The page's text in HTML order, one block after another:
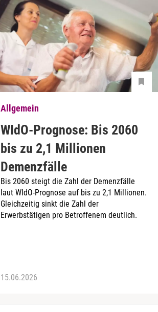
Allgemein
WIdO-Prognose: Bis 2060
bis zu 2,1 Millionen
Demenzfälle
Bis 2060 steigt die Zahl der Demenzfälle
laut WIdO-Prognose auf bis zu 2,1 Millionen.
Gleichzeitig sinkt die Zahl der
Erwerbstätigen pro Betroffenem deutlich.
15.06.2026